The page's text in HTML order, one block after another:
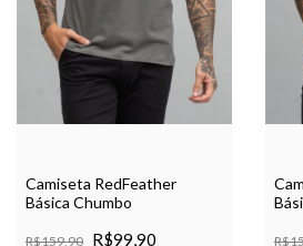
Camiseta RedFeather
Básica Chumbo
R$159,90 R$99,90